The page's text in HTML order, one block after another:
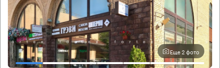
Еще 2 фото